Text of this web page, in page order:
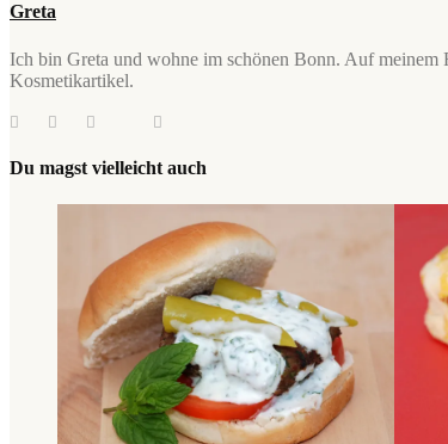
Greta
Ich bin Greta und wohne im schönen Bonn. Auf meinem
Kosmetikartikel.
Du magst vielleicht auch